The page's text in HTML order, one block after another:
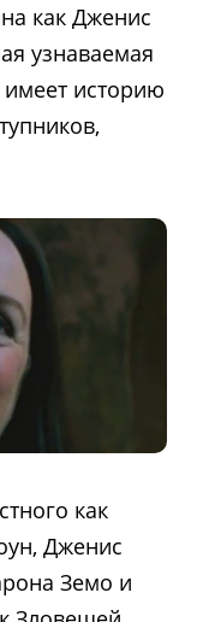
как Дженис
узнаваемая
историю
как
Дженис
Земо и